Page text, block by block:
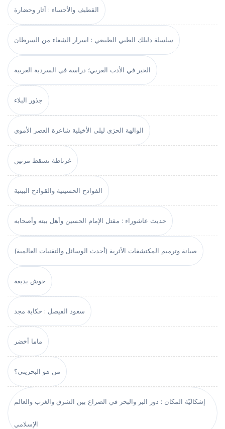
القطيف والأحساء : آثار وحضارة
سلسلة دليلك الطبي الطبيعي : اسرار الشفاء من السرطان
الخبر في الأدب العربي؛ دراسة في السردية العربية
جذور البلاء
الوالهة الحرَى ليلى الأخيلية شاعرة العصر الأموي
غرناطة تسقط مرتين
الفوادح الحسينية والقوادح البينية
حديث عاشوراء : مقتل الإمام الحسين وأهل بيته وأصحابه
صيانة وترميم المكتشفات الأثرية (أحدث الوسائل والتقنيات العالمية)
حوش بديعة
سعود الفيصل : حكاية مجد
ماما أخضر
من هو البحريني؟
إشكاليّة المكان : دور البر والبحر في الصراع بين الشرق والغرب والعالم
الإسلامي